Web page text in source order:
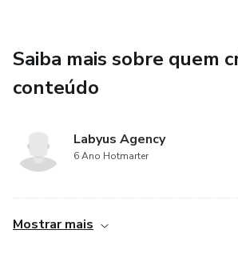
Saiba mais sobre quem
conteúdo
Labyus Agency
6 Ano Hotmarter
Mostrar mais